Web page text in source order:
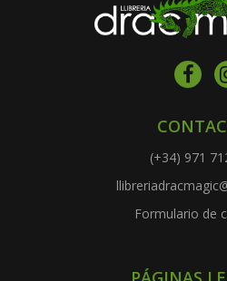
(+34) 971
Formulario de